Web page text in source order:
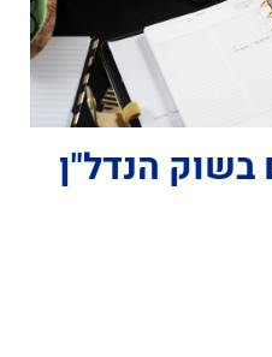
בשוק הנדל"ן